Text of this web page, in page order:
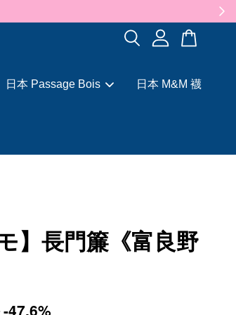
日本 Passage Bois 日本 M&M 襪
】長門簾《富良野
-47.6%